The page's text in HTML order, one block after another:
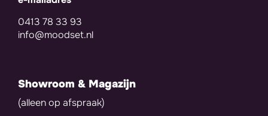
0413 78 33 93
info@moodset.nl
Showroom & Magazijn
(alleen op afspraak)